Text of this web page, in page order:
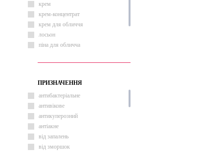
крем
крем-концентрат
крем для обличчя
лосьон
піна для обличча
ПРИЗНАЧЕННЯ
антибактеріальне
антивікове
антикуперозний
антіакне
від запалень
від зморшок